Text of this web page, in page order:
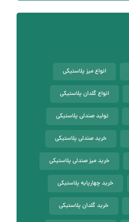
انواع میز پلاستیکی
انواع گلدان پلاستیکی
تولید صندلی پلاستیکی
خرید صندلی پلاستیکی
خرید میز صندلی پلاستیکی
خرید چهارپایه پلاستیکی
خرید گلدان پلاستیکی